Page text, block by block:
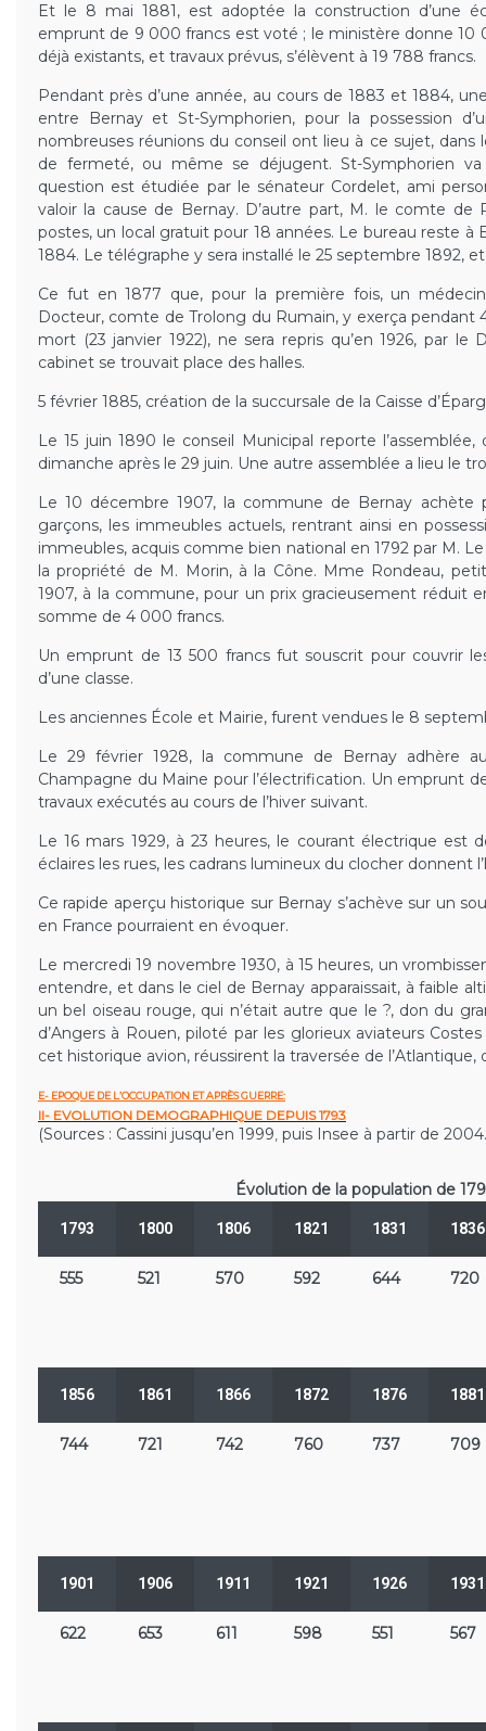
Et le 8 mai 1881, est adoptée la construction d’une
emprunt de 9 000 francs est voté ; le ministère donne 10
déjà existants, et travaux prévus, s’élèvent à 19 788 francs.
Pendant près d’une année, au cours de 1883 et 1884,
entre Bernay et St-Symphorien, pour la possession
nombreuses réunions du conseil ont lieu à ce sujet, dans
de fermeté, ou même se déjugent. St-Symphorien va
question est étudiée par le sénateur Cordelet, ami
valoir la cause de Bernay. D’autre part, M. le comte de
postes, un local gratuit pour 18 années. Le bureau reste à
1884. Le télégraphe y sera installé le 25 septembre 1892,
Ce fut en 1877 que, pour la première fois, un
Docteur, comte de Trolong du Rumain, y exerça pendant
mort (23 janvier 1922), ne sera repris qu’en 1926, par
cabinet se trouvait place des halles.
5 février 1885, création de la succursale de la Caisse
Le 15 juin 1890 le conseil Municipal reporte
dimanche après le 29 juin. Une autre assemblée a lieu le
Le 10 décembre 1907, la commune de Bernay
garçons, les immeubles actuels, rentrant ainsi en
immeubles, acquis comme bien national en 1792 par M.
la propriété de M. Morin, à la Cône. Mme Rondeau,
1907, à la commune, pour un prix gracieusement réduit
somme de 4 000 francs.
Un emprunt de 13 500 francs fut souscrit pour couvrir
d’une classe.
Les anciennes École et Mairie, furent vendues le 8
Le 29 février 1928, la commune de Bernay adhère
Champagne du Maine pour l’électrification. Un emprunt
travaux exécutés au cours de l’hiver suivant.
Le 16 mars 1929, à 23 heures, le courant électrique est
éclaires les rues, les cadrans lumineux du clocher donnent
Ce rapide aperçu historique sur Bernay s’achève sur un
en France pourraient en évoquer.
Le mercredi 19 novembre 1930, à 15 heures, un
entendre, et dans le ciel de Bernay apparaissait, à faible
un bel oiseau rouge, qui n’était autre que le ?, don du
d’Angers à Rouen, piloté par les glorieux aviateurs
cet historique avion, réussirent la traversée de l’Atlantique,
E- EPOQUE DE L’OCCUPATION ET APRÈS GUERRE:
II- EVOLUTION DEMOGRAPHIQUE DEPUIS 1793
(Sources : Cassini jusqu’en 1999 puis Insee à partir de
Évolution de la population de
1793 1800 1806 1821 1831 1836
555 521 570 592 644 720
1856 1861 1866 1872 1876 1881
744 721 742 760 737 709
1901 1906 1911 1921 1926 1931
622 653 611 598 551 567